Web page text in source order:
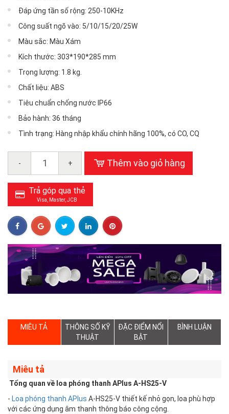
Đáp ứng tần số rộng: 250-10KHz
Công suất ngõ vào: 5/10/15/20/25W
Màu sắc: Màu Xám
Kích thước: 303*190*285 mm
Trọng lượng: 1.8 kg.
Chất liệu: ABS
Tiêu chuẩn chống nước IP66
Bảo hành: 36 tháng
Tình trạng: Hàng nhập khẩu chính hãng 100%, có CO, CQ
- + Thêm vào giỏ hàng
Trả góp qua thẻ
Visa, Master, JCB
MIÊU TẢ
THÔNG SỐ KỸ
THUẬT
ĐẶC ĐIỂM NỔI
BẬT
BÌNH LUẬN
Miêu tả
Tổng quan về loa phóng thanh APlus A-HS25-V
- Loa phóng thanh APlus A-HS25-V thiết kế nhỏ gọn, loa phù hợp
với các ứng dụng âm thanh thông báo công cộng.